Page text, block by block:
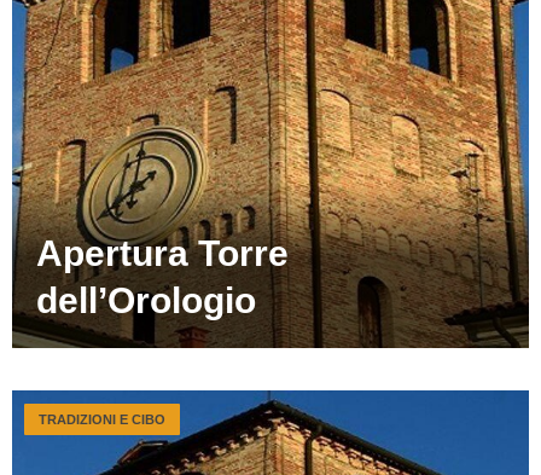
Apertura Torre
dell’Orologio
TRADIZIONI E CIBO